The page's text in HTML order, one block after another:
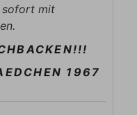
sofort mit
1967